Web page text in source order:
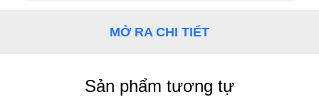
MỞ RA CHI TIẾT
Sản phẩm tương tự